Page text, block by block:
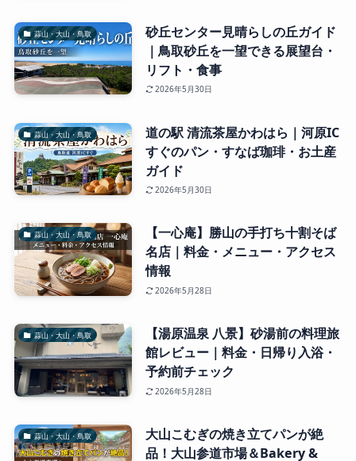
蒜山・大山・鳥取
砂丘センター見晴らしの丘ガイド
｜鳥取砂丘を一望できる展望台・
リフト・食事
2026年5月30日
蒜山・大山・鳥取
道の駅 清流茶屋かわはら｜河原IC
すぐのパン・すなば珈琲・お土産
ガイド
2026年5月30日
蒜山・大山・鳥取
【一心庵】勝山の手打ち十割そば
名店｜料金・メニュー・アクセス
情報
2026年5月28日
蒜山・大山・鳥取
【湯原温泉 八景】砂湯前の料理旅
館レビュー｜料金・日帰り入浴・
予約前チェック
2026年5月28日
蒜山・大山・鳥取
大山こむぎの焼き立てパンが絶
品！大山参道市場＆Bakery &